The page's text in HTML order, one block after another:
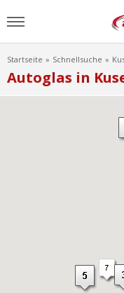
Home
Startseite Schnellsuche
Autoglas in